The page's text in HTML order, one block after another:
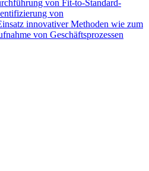
von Fit-to-Standard-
von
innovativer Methoden wie zum
von Geschäftsprozessen